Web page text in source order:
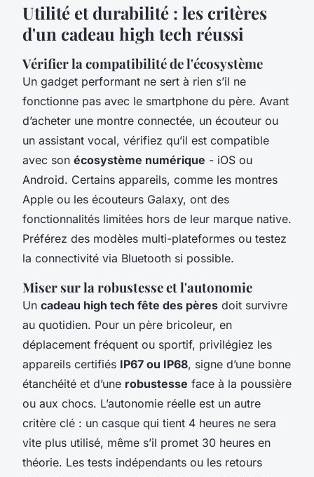
Utilité et durabilité : les critères
d'un cadeau high tech réussi
Vérifier la compatibilité de l'écosystème
Un gadget performant ne sert à rien s’il ne
fonctionne pas avec le smartphone du père. Avant
d’acheter une montre connectée, un écouteur ou
un assistant vocal, vérifiez qu’il est compatible
avec son écosystème numérique - iOS ou
Android. Certains appareils, comme les montres
Apple ou les écouteurs Galaxy, ont des
fonctionnalités limitées hors de leur marque native.
Préférez des modèles multi-plateformes ou testez
la connectivité via Bluetooth si possible.
Miser sur la robustesse et l'autonomie
Un cadeau high tech fête des pères doit survivre
au quotidien. Pour un père bricoleur, en
déplacement fréquent ou sportif, privilégiez les
appareils certifiés IP67 ou IP68, signe d’une bonne
étanchéité et d’une robustesse face à la poussière
ou aux chocs. L’autonomie réelle est un autre
critère clé : un casque qui tient 4 heures ne sera
vite plus utilisé, même s’il promet 30 heures en
théorie. Les tests indépendants ou les retours